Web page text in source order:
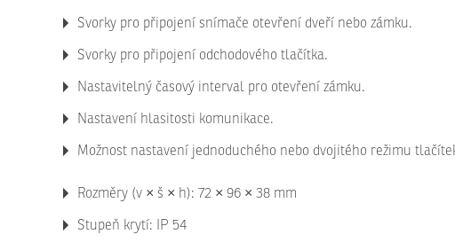
Svorky pro připojení snímače otevření dveří nebo zámku.
Svorky pro připojení odchodového tlačítka.
Nastavitelný časový interval pro otevření zámku.
Nastavení hlasitosti komunikace.
Možnost nastavení jednoduchého nebo dvojitého režimu
Rozměry (v × š × h): 72 × 96 × 38 mm
Stupeň krytí: IP 54